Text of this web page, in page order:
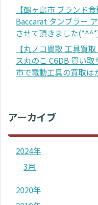
【鶴ヶ島市 ブランド
Baccarat タンブラー
させて頂きました
【丸ノコ買取 工具買
ス丸のこ C6DB 買い
市で電動工具の買取は
アーカイブ
2024年
3月
2020年